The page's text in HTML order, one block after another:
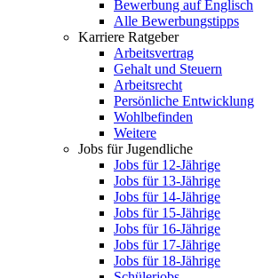
Bewerbung auf Englisch
Alle Bewerbungstipps
Karriere Ratgeber
Arbeitsvertrag
Gehalt und Steuern
Arbeitsrecht
Persönliche Entwicklung
Wohlbefinden
Weitere
Jobs für Jugendliche
Jobs für 12-Jährige
Jobs für 13-Jährige
Jobs für 14-Jährige
Jobs für 15-Jährige
Jobs für 16-Jährige
Jobs für 17-Jährige
Jobs für 18-Jährige